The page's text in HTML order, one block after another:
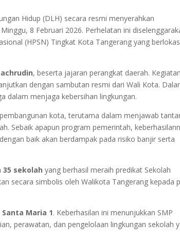
Hidup (DLH) secara resmi menyerahkan
8 Februari 2026. Perhelatan ini
(HPSN) Tingkat Kota Tangerang yang
, beserta jajaran perangkat daerah.
dengan sambutan resmi dari Wali Kota.
dalam menjaga kebersihan lingkungan.
kota, terutama dalam menjawab
Sebaik apapun program pemerintah,
baik akan berdampak pada risiko banjir serta
35 sekolah yang berhasil meraih predikat Sekolah
secara simbolis oleh Walikota Tangerang kepada
Santa Maria 1. Keberhasilan ini menunjukkan SMP
perawatan, dan pengelolaan lingkungan sekolah